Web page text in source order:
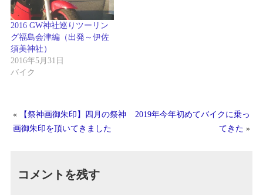
2016 GW神社巡りツーリン
グ福島会津編（出発～伊佐
須美神社）
2016年5月31日
バイク
«
【祭神画御朱印】四月の祭神
画御朱印を頂いてきました
2019年今年初めてバイクに乗っ
てきた »
コメントを残す